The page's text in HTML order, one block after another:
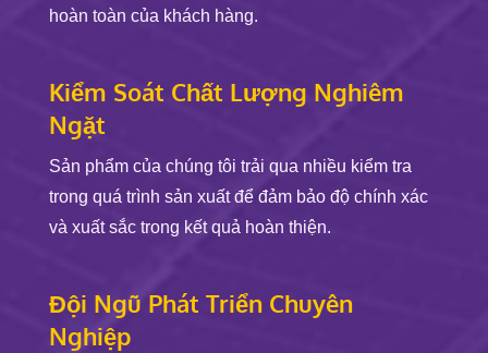
hoàn toàn của khách hàng.
Kiểm Soát Chất Lượng Nghiêm
Ngặt
Sản phẩm của chúng tôi trải qua nhiều kiểm tra
trong quá trình sản xuất để đảm bảo độ chính xác
và xuất sắc trong kết quả hoàn thiện.
Đội Ngũ Phát Triển Chuyên
Nghiệp